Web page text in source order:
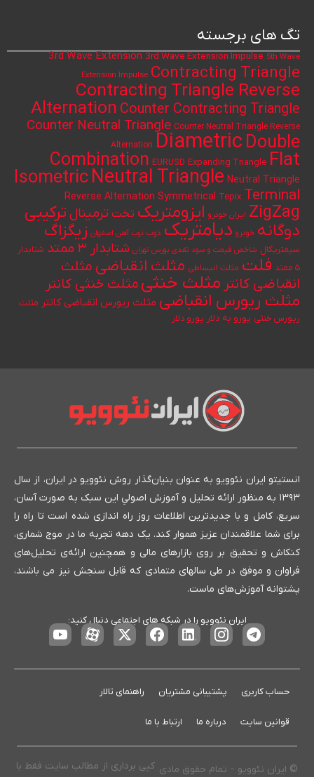
تگ های برجسته
3rd Wave Extension 3rd Wave Extension Impulse 5th Wave
Extension Impulse Contracting Triangle
Contracting Triangle Reverse
Alternation Counter Contracting Triangle
Counter Neutral Triangle Counter Neutral Triangle Reverse
Alternation Diametric Double
Combination EURUSD Expanding Triangle Flat
IsometricNeutral Triangle Neutral Triangle
Reverse Alternation Symmetrical Tepix Terminal
ZigZag ایران خودرو ایزومتریک تختترمینال ترکیبی
دوگانه خودرو دیامتریک ذوب ذوب آهن اصفهان زیگزاگ
سیمتریکال شاخص قیمت و سود نقدی بورس تهران شتابدار ۳ ممتد
شتابدار
۵ ممتد
فلت مثلث انبساطی مثلث انقباضی مثلث
انقباضی کانتر مثلث خنثی مثلث خنثی کانتر
مثلث ریورس انقباضی مثلث ریورس انقباضی کانتر مثلث
ریورس خنثی یورو به دلار یورو دلار
حساب کاربری پشتیبانی مشتریان راهنمای تالار
قوانین سایت درباره ما ارتباط با ما
انستیتو ایران نئوویو به عنوان بنیان‌گذار روش نئوویو در ایران، از سال
۱۳۹۳ به منظور ارائه تحلیل و آموزش اصولیِ این سبک به صورت آسان،
سریع، کامل و با جدیدترین اطلاعات روز راه اندازی شده است تا راه را
برای شما علاقمندان عزیز هموار کند. یک دهه تجربه ما در موج شماری،
کنکاش و تحقیق بر روی بازارهای مالی و همچنین ارائه‌ی تحلیل‌های
فراوان و موفق در طی سالهای متمادی که قابل سنجش نیز می باشند،
پشتوانه آموزش‌های ماست.
ایران نئوویو را در شبکه های اجتماعی دنبال کنید:
© ایران نئوویو – تمام حقوق مادی کپی برداری از مطالب سایت فقط با